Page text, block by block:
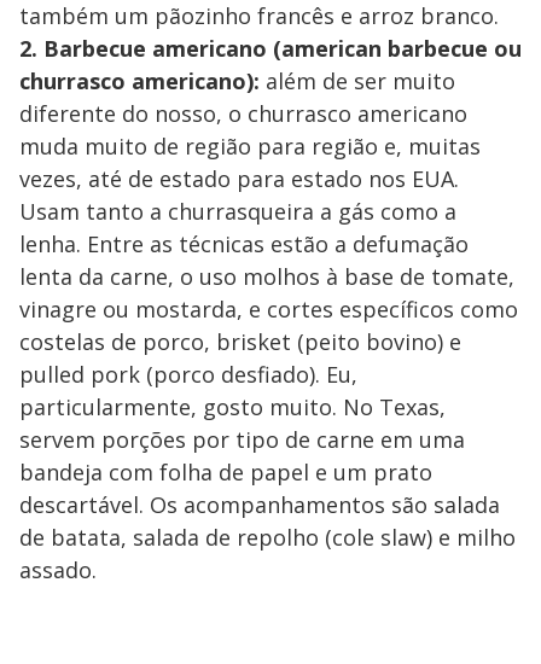
também um pãozinho francês e arroz branco.
2. Barbecue americano (american barbecue ou
churrasco americano): além de ser muito
diferente do nosso, o churrasco americano
muda muito de região para região e, muitas
vezes, até de estado para estado nos EUA.
Usam tanto a churrasqueira a gás como a
lenha. Entre as técnicas estão a defumação
lenta da carne, o uso molhos à base de tomate,
vinagre ou mostarda, e cortes específicos como
costelas de porco, brisket (peito bovino) e
pulled pork (porco desfiado). Eu,
particularmente, gosto muito. No Texas,
servem porções por tipo de carne em uma
bandeja com folha de papel e um prato
descartável. Os acompanhamentos são salada
de batata, salada de repolho (cole slaw) e milho
assado.